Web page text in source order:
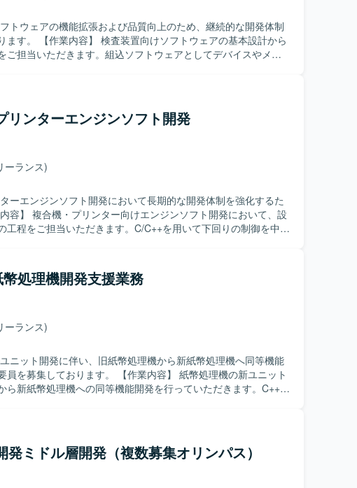
トウェアの機能拡張および品質向上のため、継続的な開発体制
の基本設計から
ご担当いただきます。組込ソフトウェアとしてデバイスやメモ
装置という専門性の高い
チスレッドプログラミング、画像処理関連の技術などを実務を
ます。上流工程から一貫して関わることで、ソフトウェア全体
組込ソフト
ます。Linux環境での開発やテスト環境構築、Qtや画像処理ライ
ざいます。
リンターエンジンソフト開発
ーランス)
ーエンジンソフト開発において長期的な開発体制を強化するた
工程をご担当いただきます。C/C++を用いて下回りの制御を中心
、関係者と円滑にコミュニケーションを取りながら開発を進め
ターといったエ
で、下回りの組込制御技術を深く習得することができます。
での開発経験を積むことができ、組込開発エンジニアとしての
ジン
。東芝製CPUおよびSTマイクロ製CPU上での組込開発を実施
幣処理機開発支援業務
ーランス)
ニット開発に伴い、旧紙幣処理機から新紙幣処理機へ同等機能
。 【作業内容】 紙幣処理機の新ユニット
ら新紙幣処理機への同等機能開発を行っていただきます。C++で
】 設計上の課題を改善できる提
ます。客先とのコミュニケーションを取りながら、提案やアサ
行い、主体的に業務を推進していただける方が望ましいです。
ムから新システムへの移行プロジェクトにおいて、C++からC#
発ミドル層開発（複数募集オリンパス）